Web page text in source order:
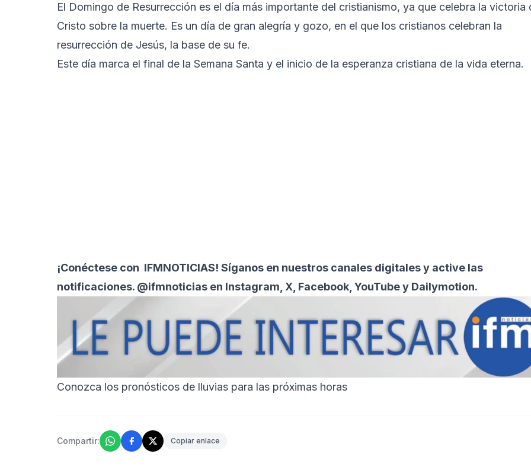
El Domingo de Resurrección es el día más importante del cristianismo, ya que celebra la victoria
Cristo sobre la muerte. Es un día de gran alegría y gozo, en el que los cristianos celebran la
resurrección de Jesús, la base de su fe.
Este día marca el final de la Semana Santa y el inicio de la esperanza cristiana de la vida eterna.
¡Conéctese con IFMNOTICIAS! Síganos en nuestros canales digitales y active las
notificaciones. @ifmnoticias en Instagram, X, Facebook, YouTube y Dailymotion.
Conozca los pronósticos de lluvias para las próximas horas
Compartir: Copiar enlace